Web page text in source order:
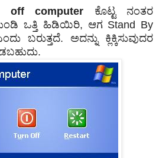
off computer ಕೊಟ್ಟ ನಂತರ
ಒತ್ತಿ ಹಿಡಿಯಿರಿ, ಆಗ Stand By
ಬರುತ್ತದೆ. ಅದನ್ನು ಕ್ಲಿಕ್ಕಿಸುವುದರ